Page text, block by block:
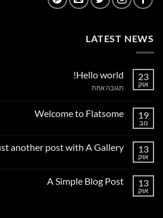
LATEST NEWS
23
אוק
Hello world!
תגובה אחתעל
19
נוב
Welcome to Flatsome
Welcome
13
אוק
another post with A Gallery
Just
13
אוק
A Simple Blog Post